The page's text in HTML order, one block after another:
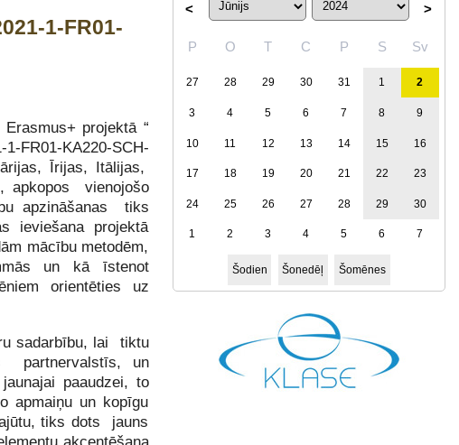
1-FR01-
projektā “
FR01-KA220-SCH-
Īrijas, Itālijas,
apkopos vienojošo
apzināšanas tiks
ieviešana projektā
mācību metodēm,
un kā īstenot
orientēties uz
sadarbību, lai tiktu
partnervalstīs, un
paaudzei, to
apmaiņu un kopīgu
tiks dots jauns
akcentēšana
< >
P O T C P S Sv
27 28 29 30 31 1 2
3 4 5 6 7 8 9
10 11 12 13 14 15 16
17 18 19 20 21 22 23
24 25 26 27 28 29 30
1 2 3 4 5 6 7
Šodien Šonedēļ Šomēnes